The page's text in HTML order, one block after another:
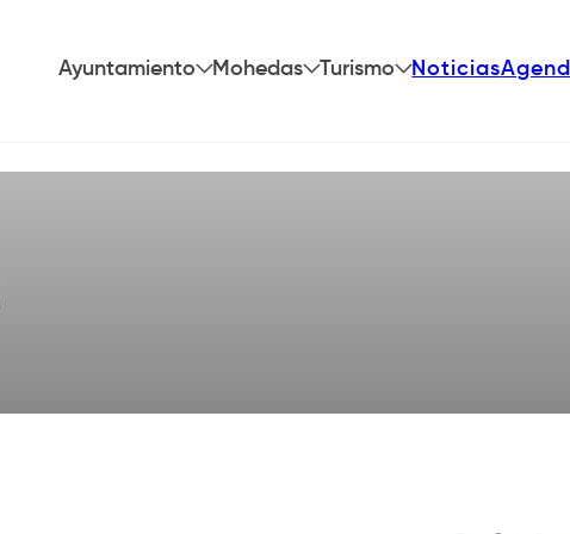
Ayuntamiento Mohedas Turismo Noticias